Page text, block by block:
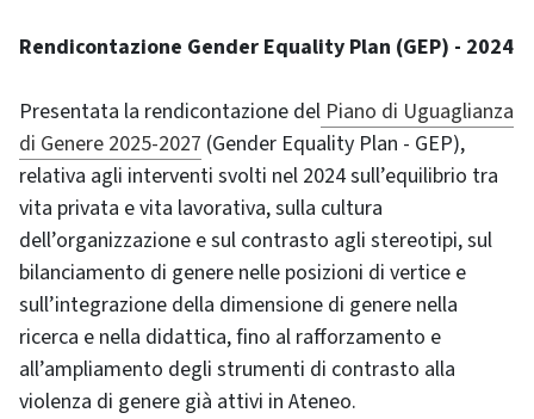
Rendicontazione Gender Equality Plan (GEP) - 2024
Presentata la rendicontazione del Piano di Uguaglianza
di Genere 2025-2027 (Gender Equality Plan - GEP),
relativa agli interventi svolti nel 2024 sull’equilibrio tra
vita privata e vita lavorativa, sulla cultura
dell’organizzazione e sul contrasto agli stereotipi, sul
bilanciamento di genere nelle posizioni di vertice e
sull’integrazione della dimensione di genere nella
ricerca e nella didattica, fino al rafforzamento e
all’ampliamento degli strumenti di contrasto alla
violenza di genere già attivi in Ateneo.